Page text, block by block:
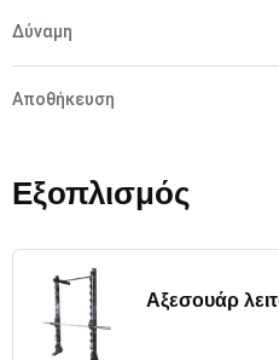
Δύναμη
Αποθήκευση
Εξοπλισμός
Αξεσουάρ